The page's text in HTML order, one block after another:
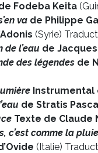
Fodeba Keita
vade Philippe
(Syrie)
de l’eau de
des légendesde
Instrumental
de Stratis
Texte de Claude
c’est comme la pluie
(Italie)